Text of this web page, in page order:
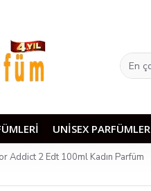
UNISEX PARFÜMLER
Addict 2 Edt 100ml Kadın Parfüm